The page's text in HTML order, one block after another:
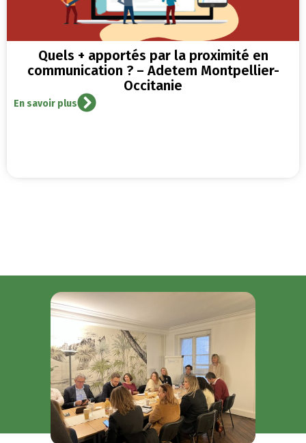
Quels + apportés par la proximité en
communication ? – Adetem Montpellier-
Occitanie
En savoir plus